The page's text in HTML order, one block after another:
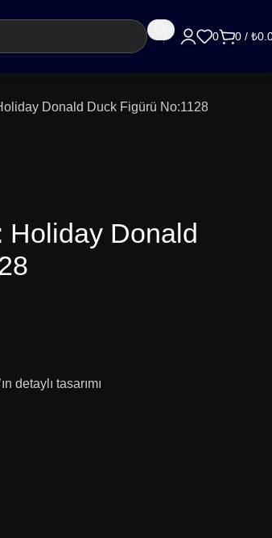
0 0 / ₺
Donald Duck Figürü No:1128
Holiday Donald
detaylı tasarımı